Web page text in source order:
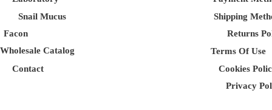
Snail Mucus
Facon
Wholesale Catalog
Contact
Shipping
Returns
Terms Of Use
Cookies
Privacy